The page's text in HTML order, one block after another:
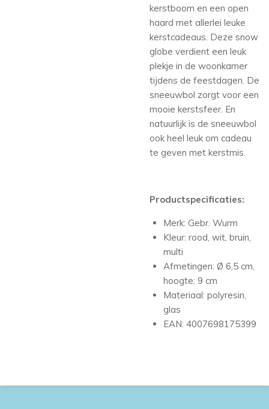
kerstboom en een open
haard met allerlei leuke
kerstcadeaus. Deze snow
globe verdient een leuk
plekje in de woonkamer
tijdens de feestdagen. De
sneeuwbol zorgt voor een
mooie kerstsfeer. En
natuurlijk is de sneeuwbol
ook heel leuk om cadeau
te geven met kerstmis.
Productspecificaties:
Merk: Gebr. Wurm
Kleur: rood, wit, bruin,
multi
Afmetingen: Ø 6,5 cm,
hoogte: 9 cm
Materiaal: polyresin,
glas
EAN: 4007698175399